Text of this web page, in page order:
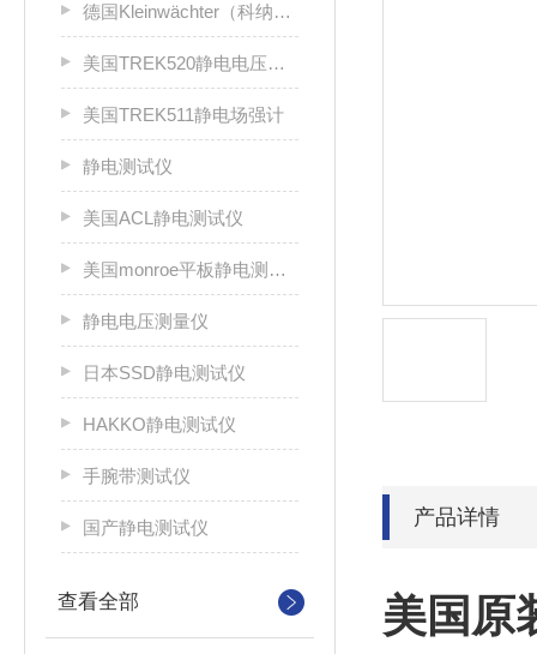
德国Kleinwächter（科纳沃茨特）静电测试仪
美国TREK520静电电压测试仪
美国TREK511静电场强计
静电测试仪
美国ACL静电测试仪
美国monroe平板静电测试仪
静电电压测量仪
日本SSD静电测试仪
HAKKO静电测试仪
手腕带测试仪
国产静电测试仪
查看全部
产品详情
美国原